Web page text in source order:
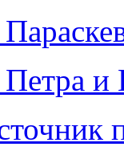
и